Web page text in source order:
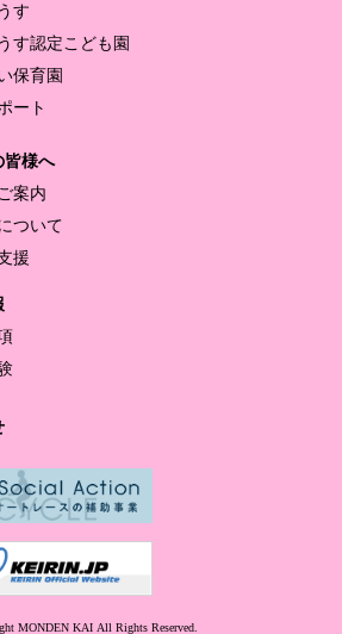
す
す認定こども園
保育園
ート
皆様へ
案内
ついて
援
MONDEN KAI All Rights Reserved.